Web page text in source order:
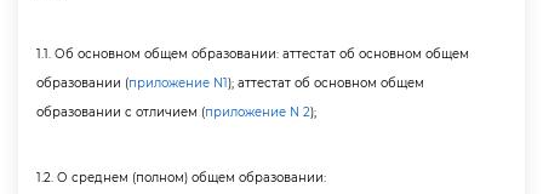
1.1. Об основном общем образовании: аттестат об основном общем
образовании (приложение N1); аттестат об основном общем
образовании с отличием (приложение N 2);
1.2. О среднем (полном) общем образовании: